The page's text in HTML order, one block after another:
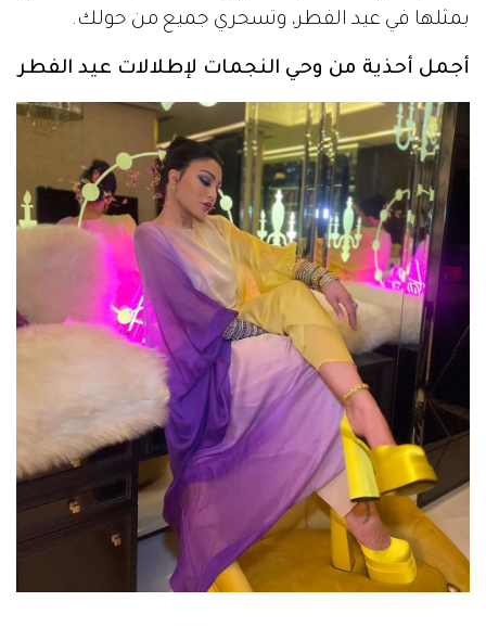
بمثلها في عيد الفطر، وتسحري جميع من حولك.
أجمل أحذية من وحي النجمات لإطلالات عيد الفطر